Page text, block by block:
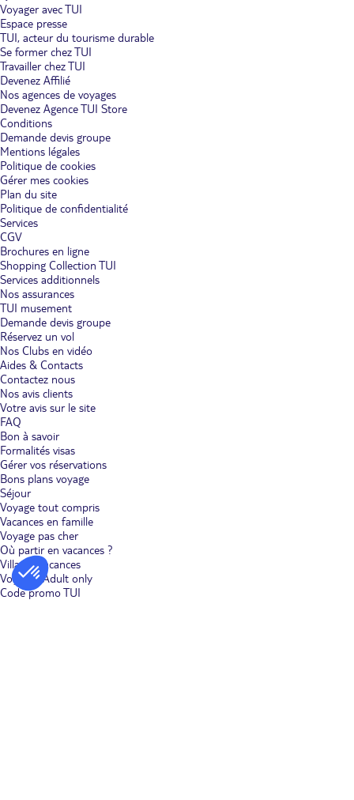
Voyager avec TUI
Espace presse
TUI, acteur du tourisme durable
Se former chez TUI
Travailler chez TUI
Devenez Affilié
Nos agences de voyages
Devenez Agence TUI Store
Conditions
Demande devis groupe
Mentions légales
Politique de cookies
Gérer mes cookies
Plan du site
Politique de confidentialité
Services
CGV
Brochures en ligne
Shopping Collection TUI
Services additionnels
Nos assurances
TUI musement
Demande devis groupe
Réservez un vol
Nos Clubs en vidéo
Aides & Contacts
Contactez nous
Nos avis clients
Votre avis sur le site
FAQ
Bon à savoir
Formalités visas
Gérer vos réservations
Bons plans voyage
Séjour
Voyage tout compris
Vacances en famille
Voyage pas cher
Où partir en vacances ?
Villages vacances
Voyages Adult only
Code promo TUI